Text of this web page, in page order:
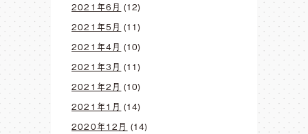
2021年6月 (12)
2021年5月 (11)
2021年4月 (10)
2021年3月 (11)
2021年2月 (10)
2021年1月 (14)
2020年12月 (14)